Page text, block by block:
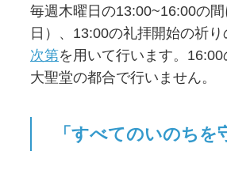
毎週木曜日の13:00~16:00の
日）、13:00の礼拝開始の祈り
次第を用いて行います。
大聖堂の都合で行いません。
「すべてのいのちを